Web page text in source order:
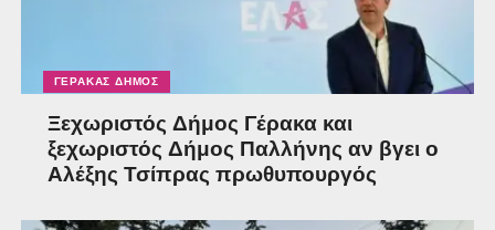
ΓΈΡΑΚΑΣ ΔΉΜΟΣ
Ξεχωριστός Δήμος Γέρακα και
ξεχωριστός Δήμος Παλλήνης αν βγει ο
Αλέξης Τσίπρας πρωθυπουργός